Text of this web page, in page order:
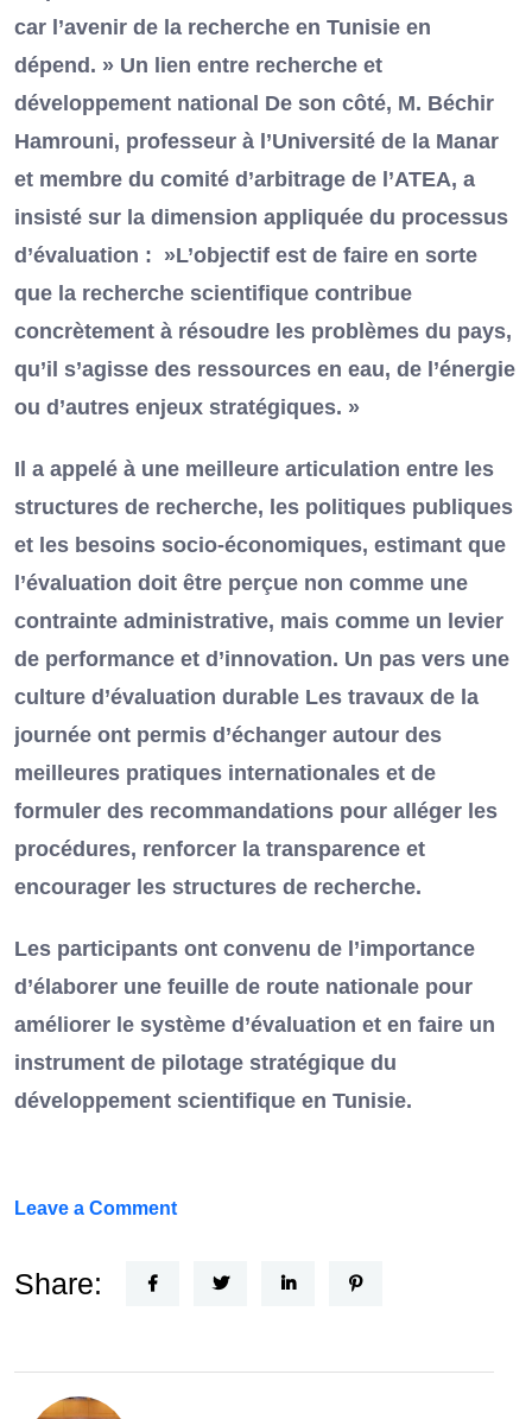
car l’avenir de la recherche en Tunisie en
dépend. » Un lien entre recherche et
développement national De son côté, M. Béchir
Hamrouni, professeur à l’Université de la Manar
et membre du comité d’arbitrage de l’ATEA, a
insisté sur la dimension appliquée du processus
d’évaluation : »L’objectif est de faire en sorte
que la recherche scientifique contribue
concrètement à résoudre les problèmes du pays,
qu’il s’agisse des ressources en eau, de l’énergie
ou d’autres enjeux stratégiques. »
Il a appelé à une meilleure articulation entre les
structures de recherche, les politiques publiques
et les besoins socio-économiques, estimant que
l’évaluation doit être perçue non comme une
contrainte administrative, mais comme un levier
de performance et d’innovation. Un pas vers une
culture d’évaluation durable Les travaux de la
journée ont permis d’échanger autour des
meilleures pratiques internationales et de
formuler des recommandations pour alléger les
procédures, renforcer la transparence et
encourager les structures de recherche.
Les participants ont convenu de l’importance
d’élaborer une feuille de route nationale pour
améliorer le système d’évaluation et en faire un
instrument de pilotage stratégique du
développement scientifique en Tunisie.
Leave a Commenton
Horizon
la
Share: